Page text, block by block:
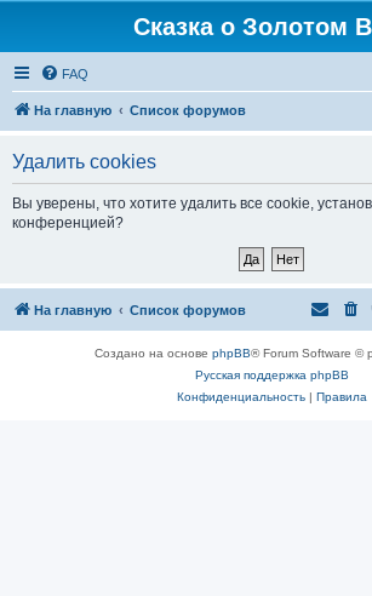
Сказка о Золотом
FAQ
На главную Список форумов
Удалить cookies
Вы уверены, что хотите удалить все cookie,
конференцией?
На главную Список форумов
Создано на основе phpBB® Forum Software ©
Русская поддержка phpBB
Конфиденциальность| Правила